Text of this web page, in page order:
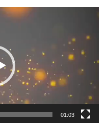
01:03